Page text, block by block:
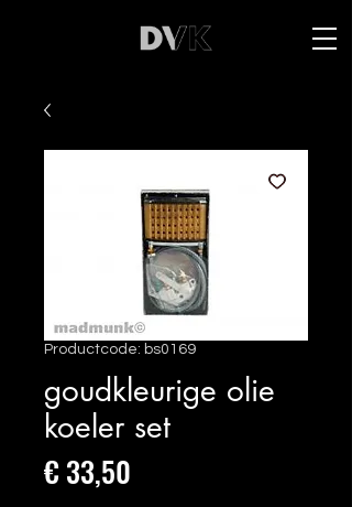
Productcode: bs0169
goudkleurige olie
koeler set
€ 33,50